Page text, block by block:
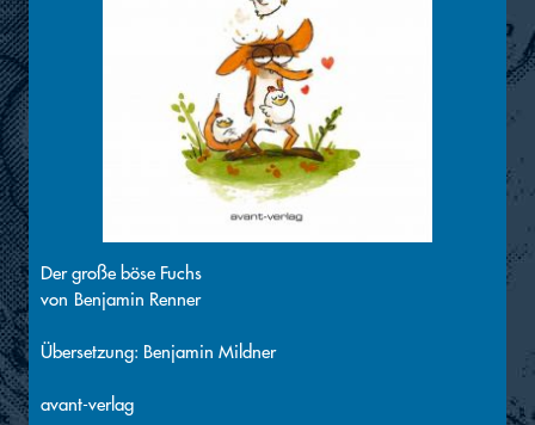
Der große böse Fuchs
von Benjamin Renner
Übersetzung: Benjamin Mildner
avant-verlag